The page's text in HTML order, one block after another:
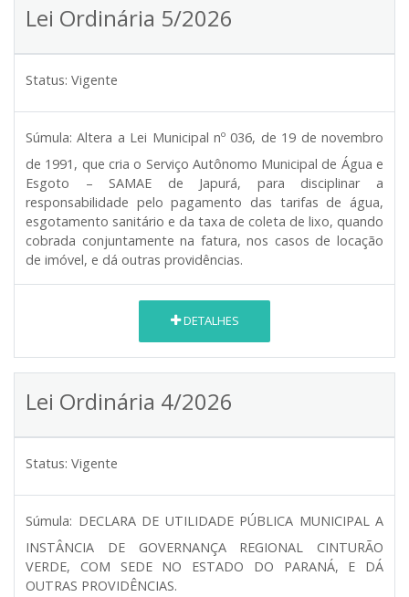
Lei Ordinária 5/2026
Status: Vigente
Súmula: Altera a Lei Municipal nº 036, de 19 de novembro
de 1991, que cria o Serviço Autônomo Municipal de Água e
Esgoto – SAMAE de Japurá, para disciplinar a
responsabilidade pelo pagamento das tarifas de água,
esgotamento sanitário e da taxa de coleta de lixo, quando
cobrada conjuntamente na fatura, nos casos de locação
de imóvel, e dá outras providências.
DETALHES
Lei Ordinária 4/2026
Status: Vigente
Súmula: DECLARA DE UTILIDADE PÚBLICA MUNICIPAL A
INSTÂNCIA DE GOVERNANÇA REGIONAL CINTURÃO
VERDE, COM SEDE NO ESTADO DO PARANÁ, E DÁ
OUTRAS PROVIDÊNCIAS.